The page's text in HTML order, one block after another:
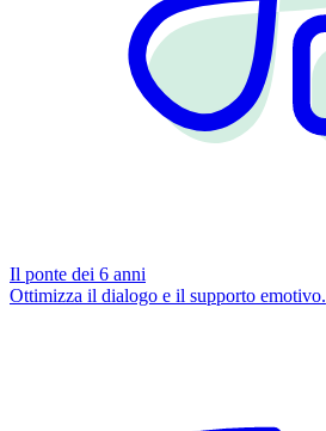
Il ponte dei 6 anni
Ottimizza il dialogo e il supporto emotivo.